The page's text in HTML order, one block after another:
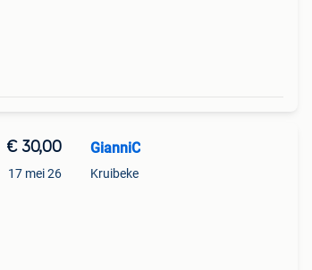
€ 30,00
17 mei 26
GianniC
Kruibeke